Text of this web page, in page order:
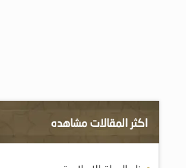
اكثر المقالات مشاهده